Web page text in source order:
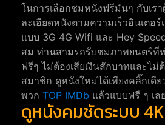
ในการเลือกชมหนังฟรีมันๆ กับเร
ละเอียดหนังตามความเร็วอินเตอ
แบบ 3G 4G Wifi และ Hey
สม ท่านสามรถรับชมภาพยนตร์ที่
ฟรีๆ ไม่ต้องเสียเงินสักบาทและไม่
สมาชิก ดูหนังใหม่ได้เพียงคลิ๊กเดี
พวก TOP IMDb แล้วแบบฟรี ๆ เลย
ดูหนังคมชัดระบบ 4K